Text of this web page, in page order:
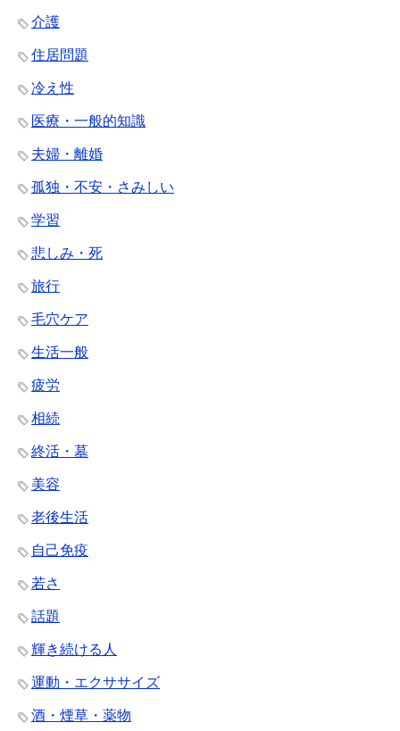
介護
住居問題
冷え性
医療・一般的知識
夫婦・離婚
孤独・不安・さみしい
学習
悲しみ・死
旅行
毛穴ケア
生活一般
疲労
相続
終活・墓
美容
老後生活
自己免疫
若さ
話題
輝き続ける人
運動・エクササイズ
酒・煙草・薬物